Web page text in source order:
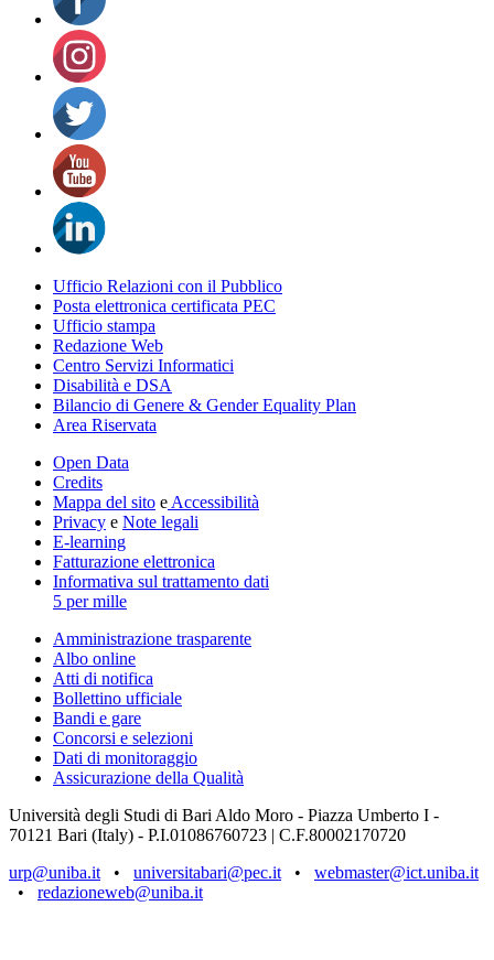
Ufficio Relazioni con il Pubblico
Posta elettronica certificata PEC
Ufficio stampa
Redazione Web
Centro Servizi Informatici
Disabilità e DSA
Bilancio di Genere & Gender Equality Plan
Area Riservata
Open Data
Credits
Mappa del sito e Accessibilità
Privacy e Note legali
E-learning
Fatturazione elettronica
Informativa sul trattamento dati
5 per mille
Amministrazione trasparente
Albo online
Atti di notifica
Bollettino ufficiale
Bandi e gare
Concorsi e selezioni
Dati di monitoraggio
Assicurazione della Qualità
Università degli Studi di Bari Aldo Moro - Piazza Umberto I -
70121 Bari (Italy) - P.I.01086760723 | C.F.80002170720
urp@uniba.it • universitabari@pec.it • webmaster@ict.uniba.it
• redazioneweb@uniba.it